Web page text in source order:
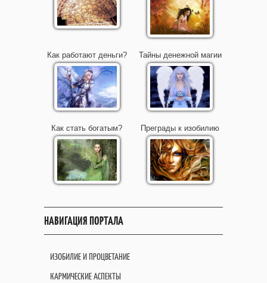
Как работают деньги? Тайны денежной магии
Как стать богатым? Преграды к изобилию
НАВИГАЦИЯ ПОРТАЛА
ИЗОБИЛИЕ И ПРОЦВЕТАНИЕ
КАРМИЧЕСКИЕ АСПЕКТЫ